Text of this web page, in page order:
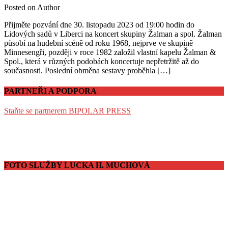
Posted on Author
Přijměte pozvání dne 30. listopadu 2023 od 19:00 hodin do
Lidových sadů v Liberci na koncert skupiny Žalman a spol. Žalman
působí na hudební scéně od roku 1968, nejprve ve skupině
Minnesengři, později v roce 1982 založil vlastní kapelu Žalman &
Spol., která v různých podobách koncertuje nepřetržitě až do
současnosti. Poslední obměna sestavy proběhla […]
PARTNEŘI A PODPORA
Staňte se partnerem BIPOLAR PRESS
FOTO SLUŽBY LUCKA H. MUCHOVÁ